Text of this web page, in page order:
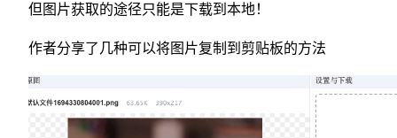
但图片获取的途径只能是下载到本地！
作者分享了几种可以将图片复制到剪贴板的方法